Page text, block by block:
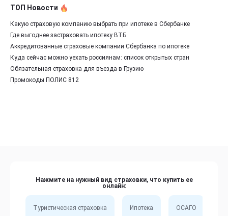
ТОП Новости
Какую страховую компанию выбрать при ипотеке в Сбербанке
Где выгоднее застраховать ипотеку ВТБ
Аккредитованные страховые компании Сбербанка по ипотеке
Куда сейчас можно уехать россиянам: список открытых стран
Обязательная страховка для въезда в Грузию
Промокоды ПОЛИС 812
Нажмите на нужный вид страховки, что купить ее
онлайн:
Туристическая страховка Ипотека ОСАГО